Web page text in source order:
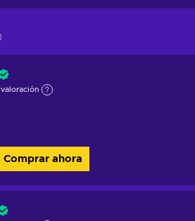
valoración
Comprar ahora